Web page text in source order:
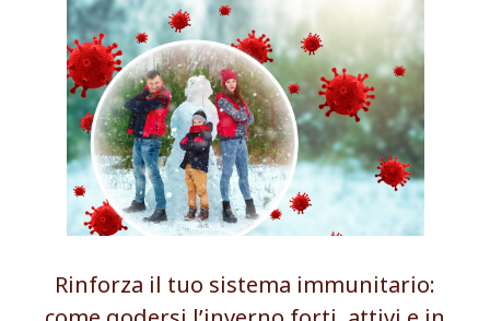
Rinforza il tuo sistema immunitario: